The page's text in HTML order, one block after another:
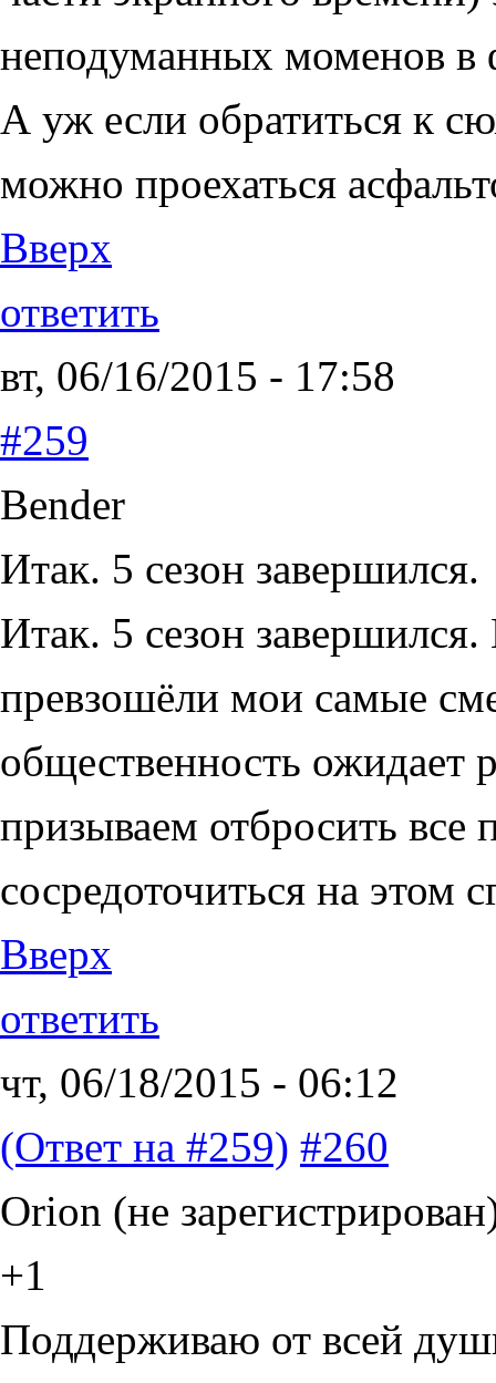
неподуманных моменов в
А уж если обратиться к
можно проехаться
Вверх
ответить
вт, 06/16/2015 - 17:58
#259
Bender
Итак. 5 сезон завершился.
Итак. 5 сезон
превзошёли мои самые
общественность
призываем отбросить
сосредоточиться на этом
Вверх
ответить
чт, 06/18/2015 - 06:12
(Ответ на #259) #260
Orion (не
+1
Поддерживаю от всей